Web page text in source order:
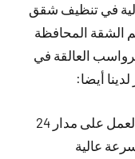
في تنظيف شقق
الشقة المحافظة
العالقة في
أيضا:
خدمة شركة تنظيف منازل الكويت العمل على مدار 24
عالية